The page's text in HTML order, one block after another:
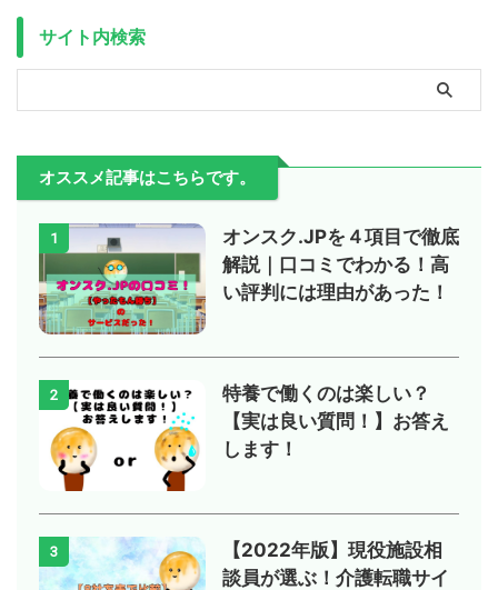
サイト内検索
オススメ記事はこちらです。
1
オンスク.JPを４項目で徹底
解説｜口コミでわかる！高
い評判には理由があった！
2
特養で働くのは楽しい？
【実は良い質問！】お答え
します！
3
【2022年版】現役施設相
談員が選ぶ！介護転職サイ